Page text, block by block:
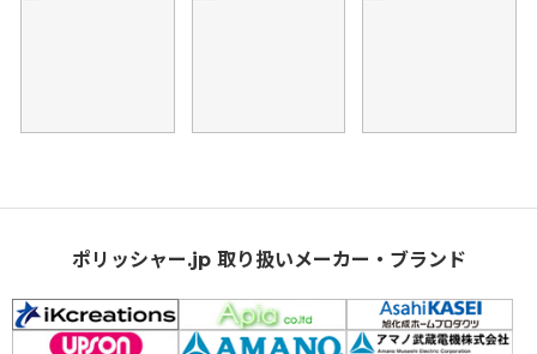
ポリッシャー.jp 取り扱いメーカー・ブランド